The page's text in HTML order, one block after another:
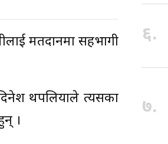
मतदानमा सहभागी
थपलियाले त्यसका
।
६.
७.